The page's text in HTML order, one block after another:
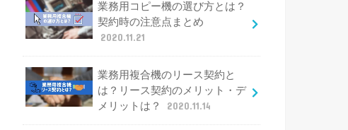
業務用コピー機の選び方とは？
契約時の注意点まとめ
2020.11.21
業務用複合機のリース契約と
は？リース契約のメリット・デ
メリットは？
2020.11.14